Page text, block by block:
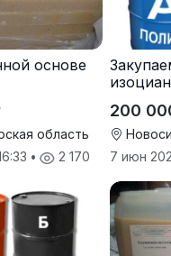
основе
область
• 2 170
200
7 июн